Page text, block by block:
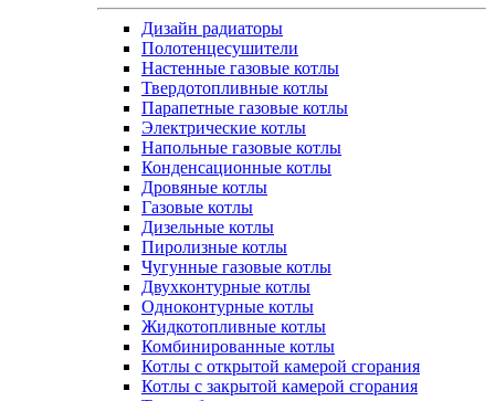
Дизайн радиаторы
Полотенцесушители
Настенные газовые котлы
Твердотопливные котлы
Парапетные газовые котлы
Электрические котлы
Напольные газовые котлы
Конденсационные котлы
Дровяные котлы
Газовые котлы
Дизельные котлы
Пиролизные котлы
Чугунные газовые котлы
Двухконтурные котлы
Одноконтурные котлы
Жидкотопливные котлы
Комбинированные котлы
Котлы с открытой камерой сгорания
Котлы с закрытой камерой сгорания